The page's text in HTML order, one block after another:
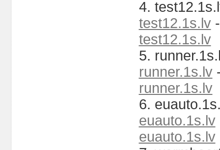
4.
test12.1s.lv-
test12.1s.lv
5.
runner.1s.lv
runner.1s.lv
6.
euauto.1s.lv
euauto.1s.lv